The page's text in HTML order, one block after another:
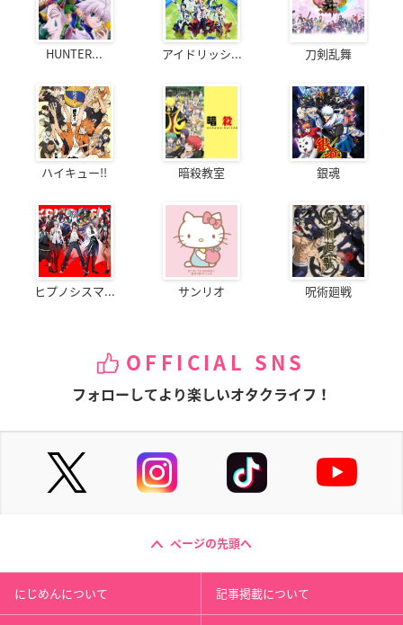
HUNTER... アイドリッシ... 刀剣乱舞
ハイキュー!! 暗殺教室 銀魂
ヒプノシスマ... サンリオ 呪術廻戦
OFFICIAL SNS
フォローしてより楽しいオタクライフ！
ページの先頭へ
にじめんについて 記事掲載について